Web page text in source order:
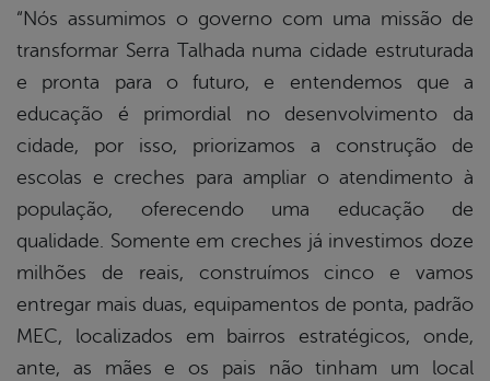
“Nós assumimos o governo com uma missão de
transformar Serra Talhada numa cidade estruturada
e pronta para o futuro, e entendemos que a
educação é primordial no desenvolvimento da
cidade, por isso, priorizamos a construção de
escolas e creches para ampliar o atendimento à
população, oferecendo uma educação de
qualidade. Somente em creches já investimos doze
milhões de reais, construímos cinco e vamos
entregar mais duas, equipamentos de ponta, padrão
MEC, localizados em bairros estratégicos, onde,
ante, as mães e os pais não tinham um local